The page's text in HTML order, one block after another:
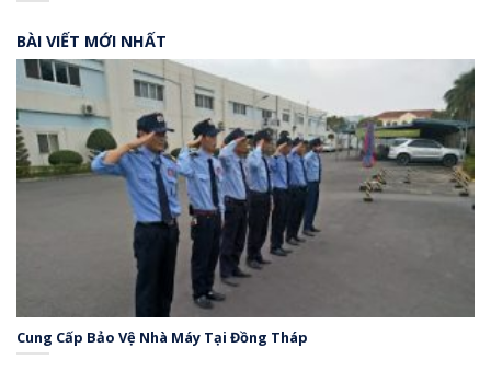
BÀI VIẾT MỚI NHẤT
Cung Cấp Bảo Vệ Nhà Máy Tại Đồng Tháp